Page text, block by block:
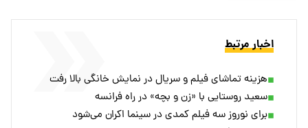
اخبار مرتبط
هزینه تماشای فیلم و سریال در نمایش خانگی بالا رفت
سعید روستایی با «زن و بچه» در راه فرانسه
برای نوروز سه فیلم کمدی در سینما اکران می‌شود